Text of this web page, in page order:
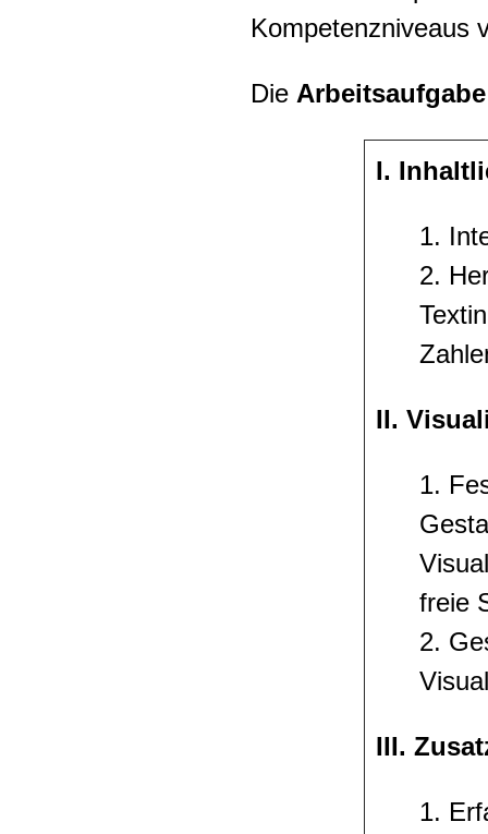
Kompetenzniveaus
Die Arbeitsaufgabe
I.
1.
2.
II.
1.
freie
2.
III.
1.